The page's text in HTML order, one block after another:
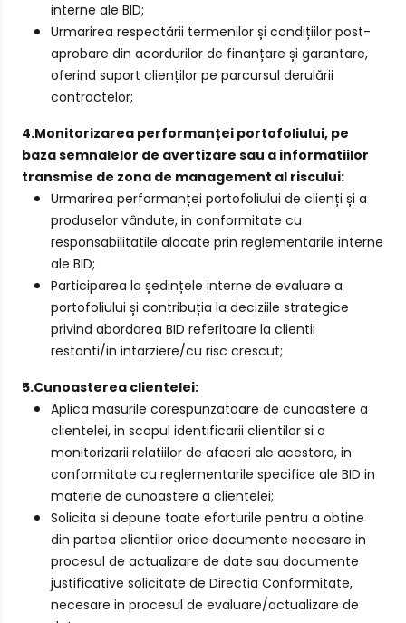
interne ale BID;
Urmarirea respectării termenilor și condițiilor post-
aprobare din acordurilor de finanțare și garantare,
oferind suport clienților pe parcursul derulării
contractelor;
4.Monitorizarea performanței portofoliului, pe
baza semnalelor de avertizare sau a informatiilor
transmise de zona de management al riscului:
Urmarirea performanței portofoliului de clienți și a
produselor vândute, in conformitate cu
responsabilitatile alocate prin reglementarile interne
ale BID;
Participarea la ședințele interne de evaluare a
portofoliului și contribuția la deciziile strategice
privind abordarea BID referitoare la clientii
restanti/in intarziere/cu risc crescut;
5.Cunoasterea clientelei:
Aplica masurile corespunzatoare de cunoastere a
clientelei, in scopul identificarii clientilor si a
monitorizarii relatiilor de afaceri ale acestora, in
conformitate cu reglementarile specifice ale BID in
materie de cunoastere a clientelei;
Solicita si depune toate eforturile pentru a obtine
din partea clientilor orice documente necesare in
procesul de actualizare de date sau documente
justificative solicitate de Directia Conformitate,
necesare in procesul de evaluare/actualizare de